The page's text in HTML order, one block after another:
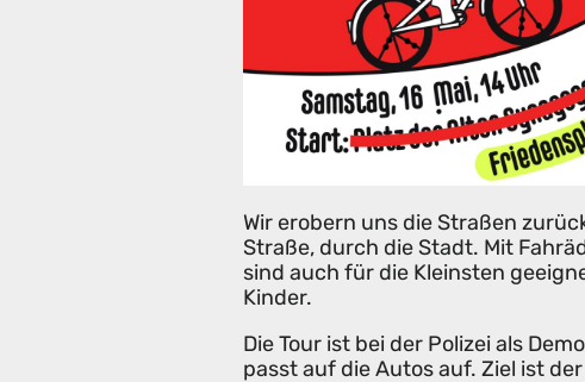
Wir erobern uns die Straßen
Straße, durch die Stadt. Mit
sind auch für die Kleinsten
Kinder.
Die Tour ist bei der Polizei als
passt auf die Autos auf. Ziel ist